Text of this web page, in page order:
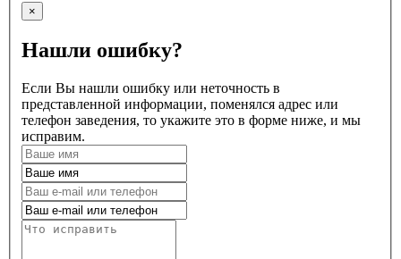
×
Нашли ошибку?
Если Вы нашли ошибку или неточность в
представленной информации, поменялся адрес или
телефон заведения, то укажите это в форме ниже, и мы
исправим.